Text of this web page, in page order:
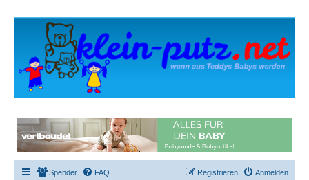
Spender FAQ Anmelden
Registrieren